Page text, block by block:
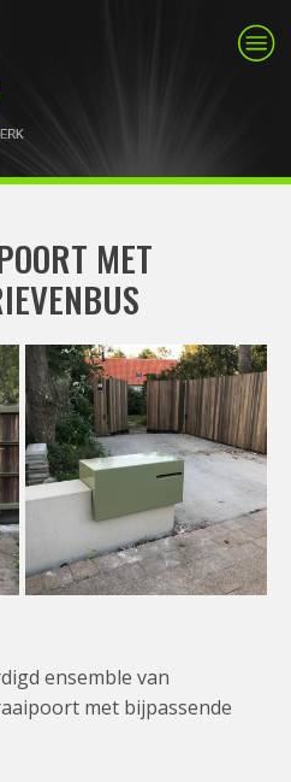
MET
ensemble van
met bijpassende